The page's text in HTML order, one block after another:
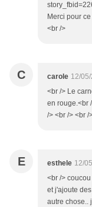
Merci pour
<br />
C carole 12/
<br /> Le
en rouge.<br
/> <br /> <br /
E esthele 12/
<br />
et j'ajoute
autre chose..